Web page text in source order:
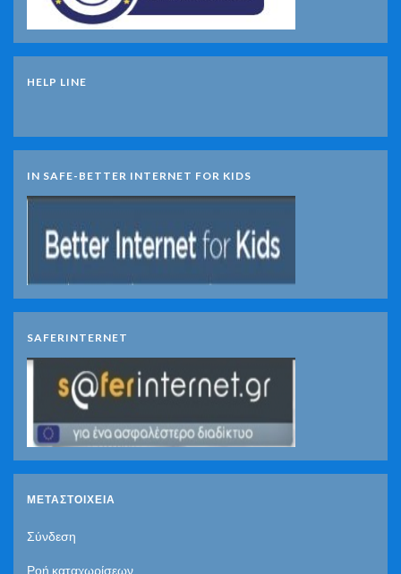
HELP LINE
IN SAFE-BETTER INTERNET FOR KIDS
SAFERINTERNET
ΜΕΤΑΣΤΟΙΧΕΊΑ
Σύνδεση
Ροή καταχωρίσεων